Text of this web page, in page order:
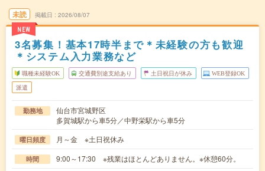
未読
NEW
掲載日 2026/08/07
3名募集！基本17時半まで＊未経験の方も歓迎
＊システム入力業務など
職種未経験OK 交通費別途支給あり 土日祝日が休み WEB登録OK
派遣
勤務地
仙台市宮城野区
多賀城駅から車5分／中野栄駅から車5分
曜日頻度 月～金 ※土日祝休み
時間 9:00～17:30 ※残業はほとんどありません。※休憩60分。